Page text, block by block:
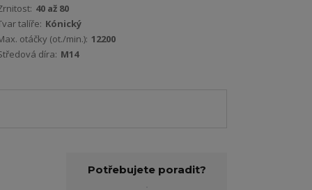
40 až 80
talíře: Kónický
otáčky (ot./min.): 12200
díra: M14
Potřebujete poradit?